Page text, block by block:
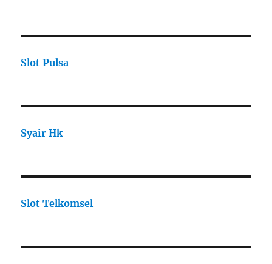
Slot Pulsa
Syair Hk
Slot Telkomsel